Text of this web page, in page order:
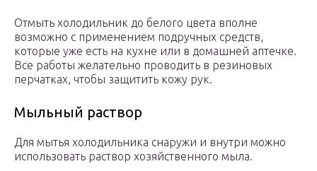
Отмыть холодильник до белого цвета вполне
возможно с применением подручных средств,
которые уже есть на кухне или в домашней аптечке.
Все работы желательно проводить в резиновых
перчатках, чтобы защитить кожу рук.
Мыльный раствор
Для мытья холодильника снаружи и внутри можно
использовать раствор хозяйственного мыла.